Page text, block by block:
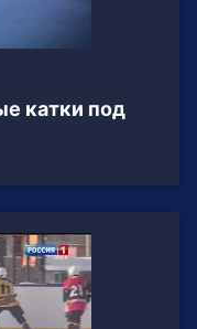
катки под